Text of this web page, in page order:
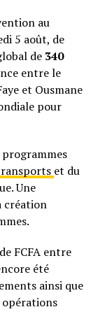
au
5 août, de
de 340
entre le
et Ousmane
pour
et du
Une
création
FCFA entre
été
ainsi que